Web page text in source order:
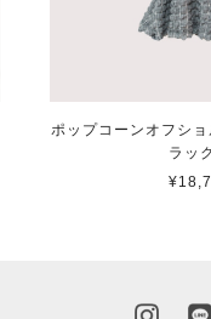
ポップコーンオフシ
ラッ